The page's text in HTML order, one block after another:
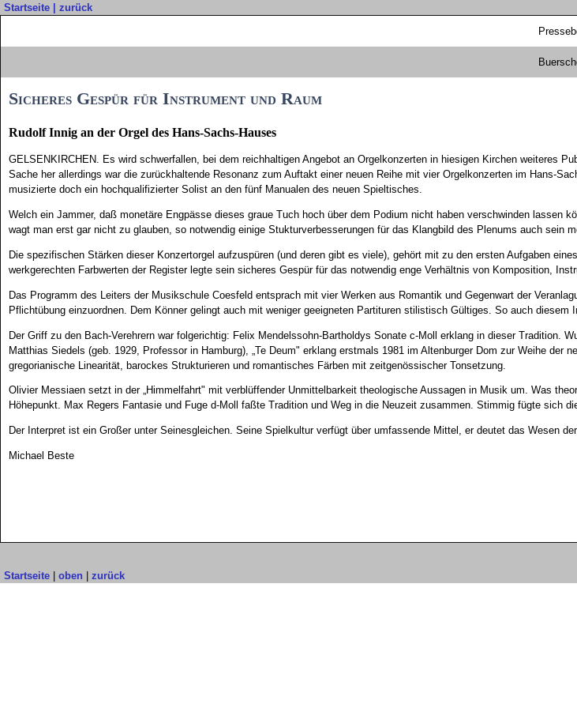
Startseite
zurück
Sicheres Gespür für Instrument und Raum
Rudolf Innig an der Orgel des Hans-Sachs-Hauses
GELSENKIRCHEN. Es wird schwerfallen, bei dem reichhaltigen Angebot an Orgelkonzerten in hiesigen Kirchen weiteres
Sache her allerdings war die zurückhaltende Resonanz zum Auftakt einer neuen Reihe mit vier Orgelkonzerten im Hans-
musizierte doch ein hochqualifizierter Solist an den fünf Manualen des neuen Spieltisches.
Welch ein Jammer, daß monetäre Engpässe dieses graue Tuch hoch über dem Podium nicht haben verschwinden lassen
wagt man erst gar nicht zu glauben, so notwendig einige Stukturverbesserungen für das Klangbild des Plenums auch sein
Die spezifischen Stärken dieser Konzertorgel aufzuspüren (und deren gibt es viele), gehört mit zu den ersten Aufgaben
werkgerechten Farbwerten der Register legte sein sicheres Gespür für das notwendig enge Verhältnis von Komposition,
Das Programm des Leiters der Musikschule Coesfeld entsprach mit vier Werken aus Romantik und Gegenwart der
Pflichtübung einzuordnen. Dem Könner gelingt auch mit weniger geeigneten Partituren stilistisch Gültiges. So auch
Der Griff zu den Bach-Verehrern war folgerichtig: Felix Mendelssohn-Bartholdys Sonate c-Moll erklang in dieser Tradition.
Matthias Siedels (geb. 1929, Professor in Hamburg), „Te Deum" erklang erstmals 1981 im Altenburger Dom zur Weihe
gregorianische Linearität, barockes Strukturieren und romantisches Färben mit zeitgenössischer Tonsetzung.
Olivier Messiaen setzt in der „Himmelfahrt" mit verblüffender Unmittelbarkeit theologische Aussagen in Musik um. Was
Höhepunkt. Max Regers Fantasie und Fuge d-Moll faßte Tradition und Weg in die Neuzeit zusammen. Stimmig fügte sich
Der Interpret ist ein Großer unter Seinesgleichen. Seine Spielkultur verfügt über umfassende Mittel, er deutet das Wesen
Michael Beste
Startseite oben zurück